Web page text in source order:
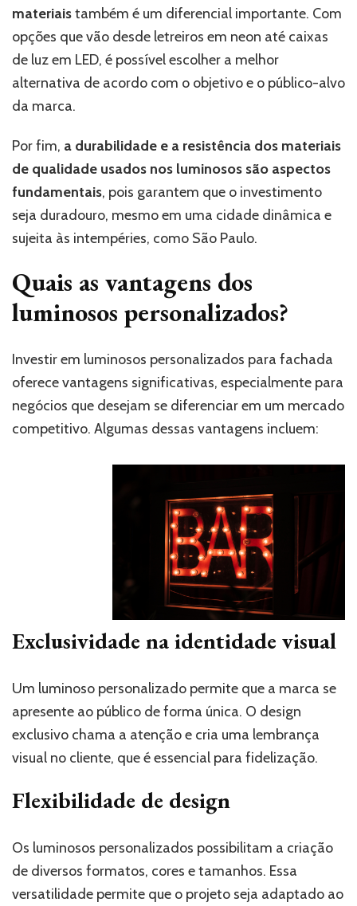
materiaistambém é um diferencial importante. Com
opções que vão desde letreiros em neon até caixas
de luz em LED, é possível escolher a melhor
alternativa de acordo com o objetivo e o público-alvo
da marca.
Por fim, a durabilidade e a resistência dos materiais
de qualidade usados nos luminosos são aspectos
fundamentais, pois garantem que o investimento
seja duradouro, mesmo em uma cidade dinâmica e
sujeita às intempéries, como São Paulo.
Quais as vantagens dos
luminosos personalizados?
Investir em luminosos personalizados para fachada
oferece vantagens significativas, especialmente para
negócios que desejam se diferenciar em um mercado
competitivo. Algumas dessas vantagens incluem:
Exclusividade na identidade visual
Um luminoso personalizado permite que a marca se
apresente ao público de forma única. O design
exclusivo chama a atenção e cria uma lembrança
visual no cliente, que é essencial para fidelização.
Flexibilidade de design
Os luminosos personalizados possibilitam a criação
de diversos formatos, cores e tamanhos. Essa
versatilidade permite que o projeto seja adaptado ao